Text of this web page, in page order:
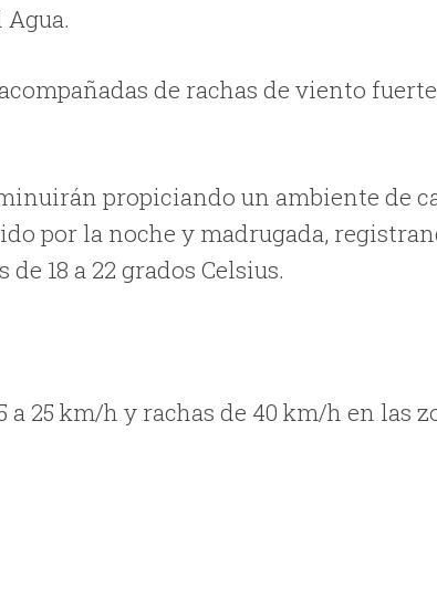
de rachas de viento
propiciando un ambiente de
por la noche y madrugada,
18 a 22 grados Celsius.
25 km/h y rachas de 40 km/h en las